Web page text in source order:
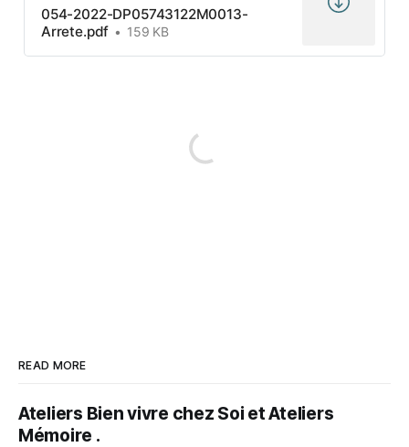
054-2022-DP05743122M0013-
Arrete.pdf
159 KB
READ MORE
Ateliers Bien vivre chez Soi et Ateliers
Mémoire .